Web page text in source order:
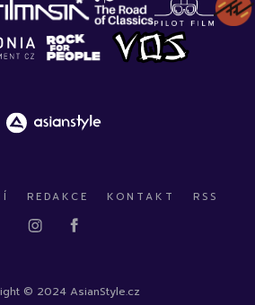
REDAKCE KONTAKT RSS
© 2024 AsianStyle.cz